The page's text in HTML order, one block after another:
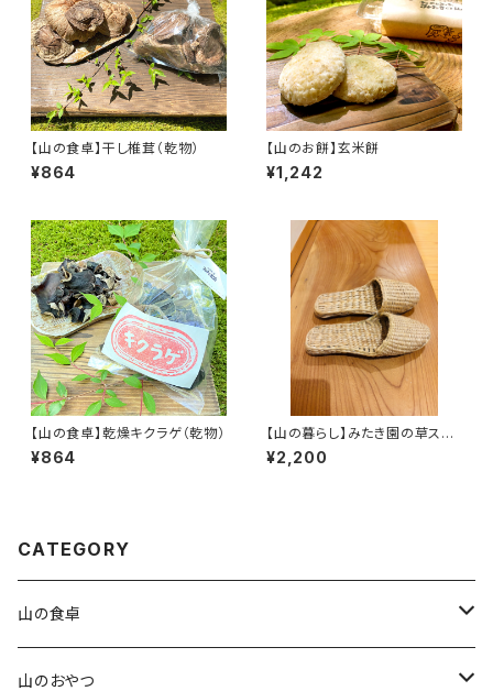
【山の食卓】干し椎茸（乾物）
¥864
【山のお餅】玄米餅
¥1,242
【山の食卓】乾燥キクラゲ（乾物）
¥864
【山の暮らし】みたき園の草スリ
ッパ
¥2,200
CATEGORY
山の食卓
手作りこんにゃく
山のおやつ